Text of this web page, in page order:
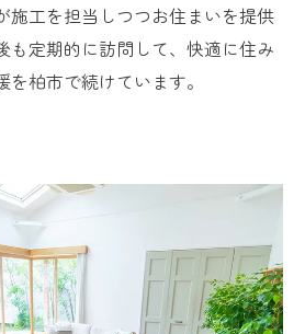
施工を担当しつつお住まいを提供
も定期的に訪問して、快適に住み
柏市で続けています。